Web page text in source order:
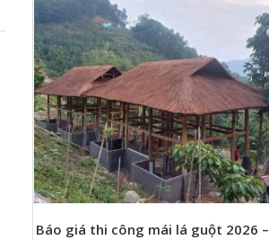
Báo giá thi công mái lá guột 2026 –